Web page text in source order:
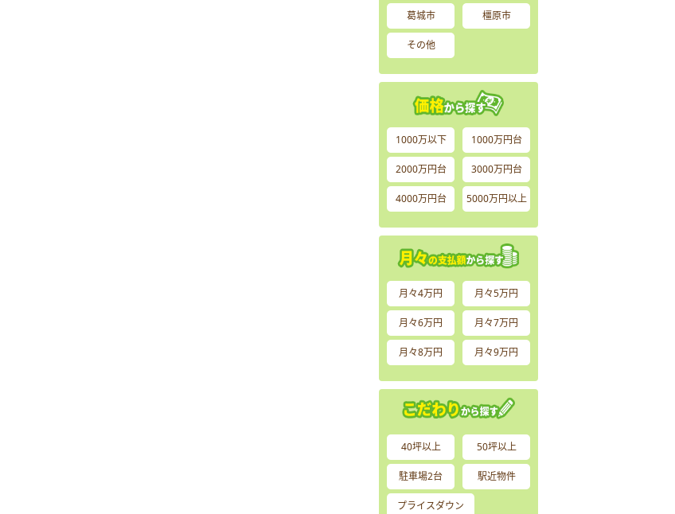
葛城市 橿原市
その他
1000万以下 1000万円台
2000万円台 3000万円台
4000万円台 5000万円以上
月々4万円 月々5万円
月々6万円 月々7万円
月々8万円 月々9万円
40坪以上 50坪以上
駐車場2台 駅近物件
プライスダウン